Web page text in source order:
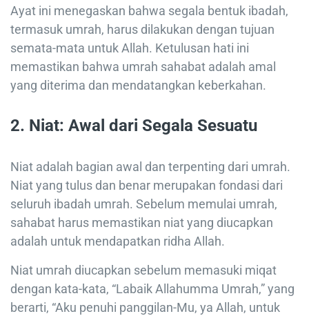
Ayat ini menegaskan bahwa segala bentuk ibadah,
termasuk umrah, harus dilakukan dengan tujuan
semata-mata untuk Allah. Ketulusan hati ini
memastikan bahwa umrah sahabat adalah amal
yang diterima dan mendatangkan keberkahan.
2. Niat: Awal dari Segala Sesuatu
Niat adalah bagian awal dan terpenting dari umrah.
Niat yang tulus dan benar merupakan fondasi dari
seluruh ibadah umrah. Sebelum memulai umrah,
sahabat harus memastikan niat yang diucapkan
adalah untuk mendapatkan ridha Allah.
Niat umrah diucapkan sebelum memasuki miqat
dengan kata-kata, “Labaik Allahumma Umrah,” yang
berarti, “Aku penuhi panggilan-Mu, ya Allah, untuk